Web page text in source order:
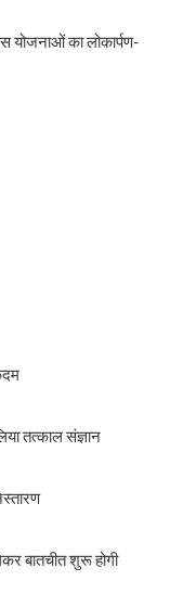
योजनाओं का लोकार्पण-
तत्काल संज्ञान
बातचीत शुरू होगी